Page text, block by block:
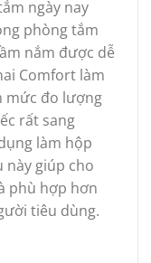
ngày nay
phòng tắm
nắm được dễ
Comfort làm
mức đo lượng
rất sang
làm hộp
này giúp cho
phù hợp hơn
tiêu dùng.